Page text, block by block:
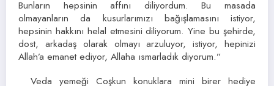
Bunların hepsinin affını diliyordum. Bu masada
olmayanların da kusurlarımızı bağışlamasını istiyor,
hepsinin hakkını helal etmesini diliyorum. Yine bu şehirde,
dost, arkadaş olarak olmayı arzuluyor, istiyor, hepinizi
Allah’a emanet ediyor, Allaha ısmarladık diyorum.”
Veda yemeği Coşkun konuklara mini birer hediye